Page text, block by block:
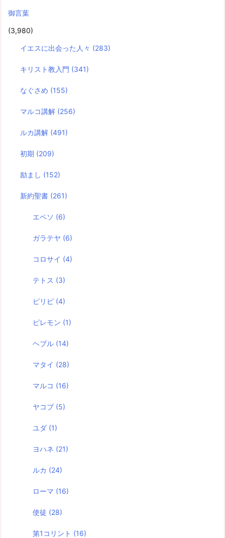
御言葉
(3,980)
イエスに出会った人々 (283)
キリスト教入門 (341)
なぐさめ (155)
マルコ講解 (256)
ルカ講解 (491)
初期 (209)
励まし (152)
新約聖書 (261)
エペソ (6)
ガラテヤ (6)
コロサイ (4)
テトス (3)
ピリピ (4)
ピレモン (1)
ヘブル (14)
マタイ (28)
マルコ (16)
ヤコブ (5)
ユダ (1)
ヨハネ (21)
ルカ (24)
ローマ (16)
使徒 (28)
第1コリント (16)